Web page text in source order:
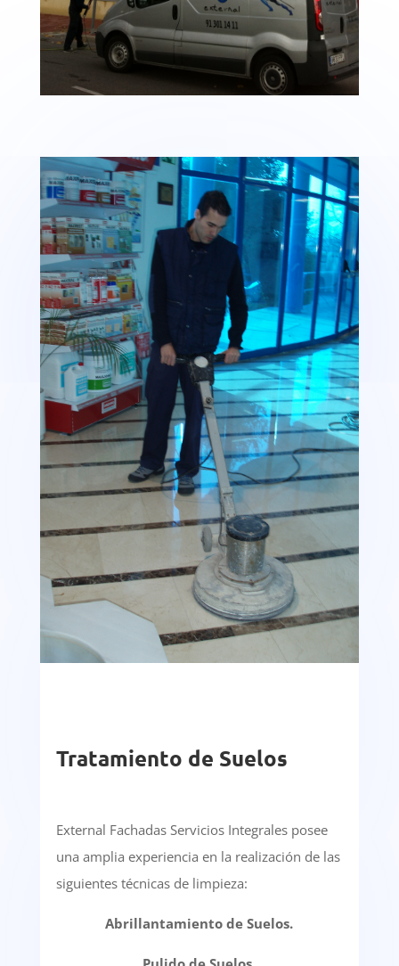
Tratamiento de Suelos
External Fachadas Servicios Integrales posee
una amplia experiencia en la realización de las
siguientes técnicas de limpieza:
Abrillantamiento de Suelos.